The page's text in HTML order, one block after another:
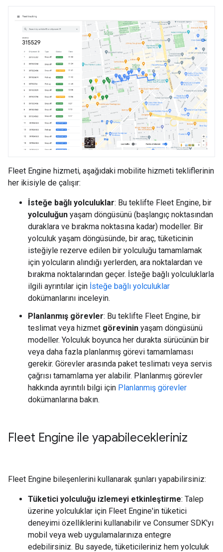
Fleet Engine hizmeti, aşağıdaki mobilite hizmeti tekliflerinin
her ikisiyle de çalışır:
İsteğe bağlı yolculuklar: Bu teklifte Fleet Engine, bir
yolculuğun yaşam döngüsünü (başlangıç noktasından
duraklara ve bırakma noktasına kadar) modeller. Bir
yolculuk yaşam döngüsünde, bir araç, tüketicinin
isteğiyle rezerve edilen bir yolculuğu tamamlamak
için yolcuların alındığı yerlerden, ara noktalardan ve
bırakma noktalarından geçer. İsteğe bağlı yolculuklarla
ilgili ayrıntılar için İsteğe bağlı yolculuklar
dokümanlarını inceleyin.
Planlanmış görevler: Bu teklifte Fleet Engine, bir
teslimat veya hizmet görevinin yaşam döngüsünü
modeller. Yolculuk boyunca her durakta sürücünün bir
veya daha fazla planlanmış görevi tamamlaması
gerekir. Görevler arasında paket teslimatı veya servis
çağrısı tamamlama yer alabilir. Planlanmış görevler
hakkında ayrıntılı bilgi için Planlanmış görevler
dokümanlarına bakın.
Fleet Engine ile yapabilecekleriniz
Fleet Engine bileşenlerini kullanarak şunları yapabilirsiniz:
Tüketici yolculuğu izlemeyi etkinleştirme: Talep
üzerine yolculuklar için Fleet Engine'in tüketici
deneyimi özelliklerini kullanabilir ve Consumer SDK'yı
mobil veya web uygulamalarınıza entegre
edebilirsiniz. Bu sayede, tüketicileriniz hem yolculuk